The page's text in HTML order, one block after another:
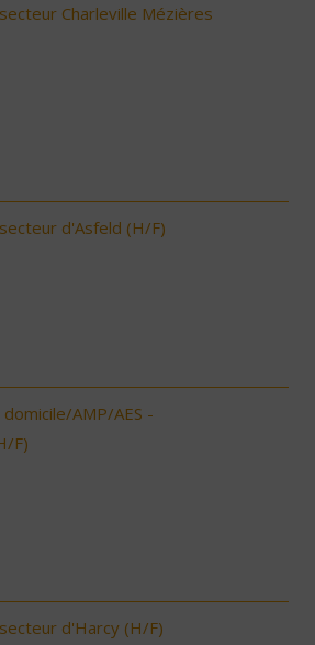
Charleville Mézières
d'Asfeld (H/F)
AMP/AES -
F)
d'Harcy (H/F)